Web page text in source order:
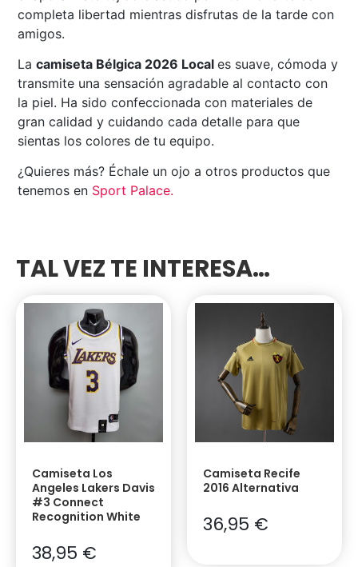
completa libertad mientras disfrutas de la tarde con
amigos.
Lacamiseta Bélgica 2026 Local es suave, cómoda y
transmite una sensación agradable al contacto con
la piel. Ha sido confeccionada con materiales de
gran calidad y cuidando cada detalle para que
sientas los colores de tu equipo.
¿Quieres más? Échale un ojo a otros productos que
tenemos en Sport Palace.
TAL VEZ TE INTERESA…
Camiseta Los
Angeles Lakers Davis
#3 Connect
Recognition White
38,95 €
Camiseta Recife
2016 Alternativa
36,95 €